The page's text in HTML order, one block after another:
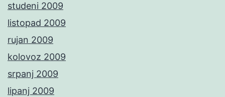
studeni 2009
listopad 2009
rujan 2009
kolovoz 2009
srpanj 2009
lipanj 2009